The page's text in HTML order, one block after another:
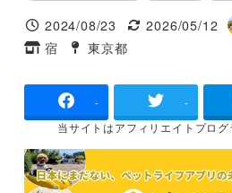
投稿日
2024/08/23
更新日
2026/05/12
タグ
宿
タグ
東京都
- -
当サイトはアフィリエイトプロ